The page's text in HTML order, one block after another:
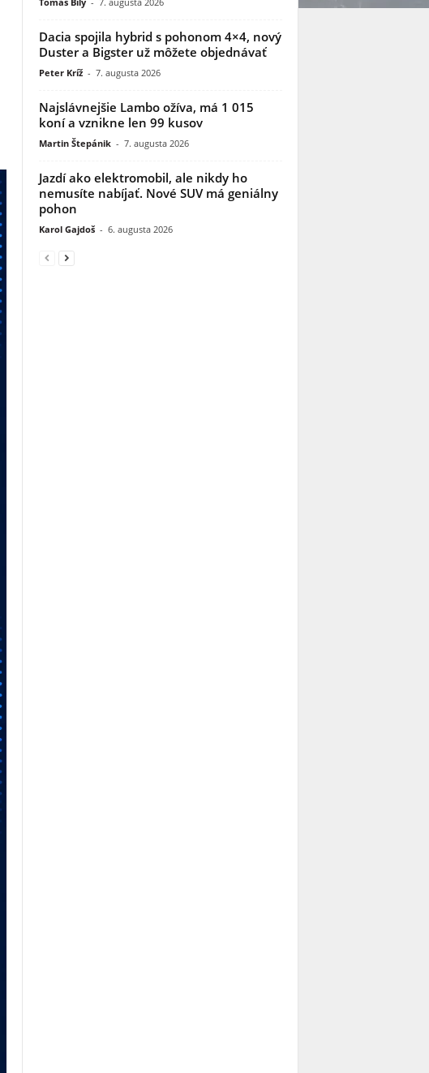
Dacia spojila hybrid s pohonom 4×4, nový
Duster a Bigster už môžete objednávať
Peter Kríž - 7. augusta 2026
Najslávnejšie Lambo ožíva, má 1 015
koní a vznikne len 99 kusov
Martin Štepánik - 7. augusta 2026
Jazdí ako elektromobil, ale nikdy ho
nemusíte nabíjať. Nové SUV má geniálny
pohon
Karol Gajdoš - 6. augusta 2026